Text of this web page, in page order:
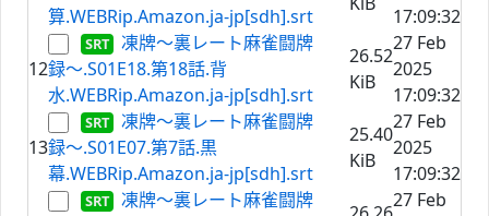
算.WEBRip.Amazon.ja-jp[sdh].srt
17:09:32
12
凍牌〜裏レート麻雀闘牌
録〜.S01E18.第18話.背
水.WEBRip.Amazon.ja-jp[sdh].srt
26.52
KiB
27 Feb
2025
17:09:32
13
凍牌〜裏レート麻雀闘牌
録〜.S01E07.第7話.黒
幕.WEBRip.Amazon.ja-jp[sdh].srt
25.40
KiB
27 Feb
2025
17:09:32
凍牌〜裏レート麻雀闘牌
27 Feb